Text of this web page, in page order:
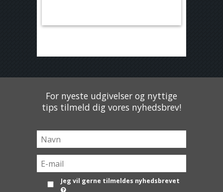
For nyeste udgivelser og nyttige
tips tilmeld dig vores nyhedsbrev!
Jeg vil gerne tilmeldes nyhedsbrevet